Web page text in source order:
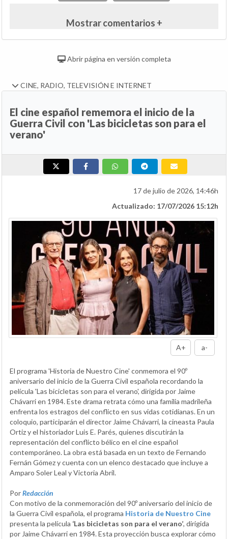
Mostrar comentarios +
Abrir página en versión completa
CINE, RADIO, TELEVISIÓN E INTERNET
El cine español rememora el inicio de la
Guerra Civil con 'Las bicicletas son para el
verano'
17 de julio de 2026, 14:46h
Actualizado: 17/07/2026 15:12h
A+ a-
El programa 'Historia de Nuestro Cine' conmemora el 90º
aniversario del inicio de la Guerra Civil española recordando la
película 'Las bicicletas son para el verano', dirigida por Jaime
Chávarri en 1984. Este drama retrata cómo una familia madrileña
enfrenta los estragos del conflicto en sus vidas cotidianas. En un
coloquio, participarán el director Jaime Chávarri, la cineasta Paula
Ortiz y el historiador Luis E. Parés, quienes discutirán la
representación del conflicto bélico en el cine español
contemporáneo. La obra está basada en un texto de Fernando
Fernán Gómez y cuenta con un elenco destacado que incluye a
Amparo Soler Leal y Victoria Abril.
PorRedacción
Con motivo de la conmemoración del 90º aniversario del inicio de
la Guerra Civil española, el programa Historia de Nuestro Cine
presenta la película ‘Las bicicletas son para el verano’, dirigida
por Jaime Chávarri en 1984. Esta proyección busca explorar cómo